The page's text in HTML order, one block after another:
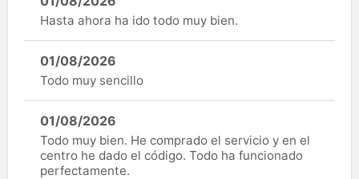
Hasta ahora ha ido todo muy bien.
01/08/2026
Todo muy sencillo
01/08/2026
Todo muy bien. He comprado el servicio y en el
centro he dado el código. Todo ha funcionado
perfectamente.